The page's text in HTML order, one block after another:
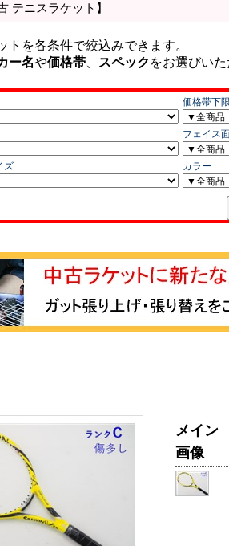
テニスラケット】
メイン
画像